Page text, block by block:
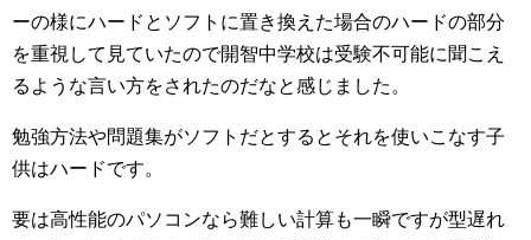
ーの様にハードとソフトに置き換えた場合のハードの部分
を重視して見ていたので開智中学校は受験不可能に聞こえ
るような言い方をされたのだなと感じました。
勉強方法や問題集がソフトだとするとそれを使いこなす子
供はハードです。
要は高性能のパソコンなら難しい計算も一瞬ですが型遅れ